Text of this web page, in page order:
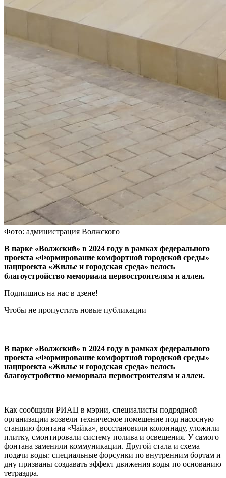
Фото: администрация Волжского
В парке «Волжский» в 2024 году в рамках федерального
проекта «Формирование комфортной городской среды»
нацпроекта «Жилье и городская среда» велось
благоустройство мемориала первостроителям и аллеи.
Подпишись на нас в дзене!
Чтобы не пропустить новые публикации
В парке «Волжский» в 2024 году в рамках федерального
проекта «Формирование комфортной городской среды»
нацпроекта «Жилье и городская среда» велось
благоустройство мемориала первостроителям и аллеи.
Как сообщили РИАЦ в мэрии, специалисты подрядной
организации возвели техническое помещение под насосную
станцию фонтана «Чайка», восстановили колоннаду, уложили
плитку, смонтировали систему полива и освещения. У самого
фонтана заменили коммуникации. Другой стала и схема
подачи воды: специальные форсунки по внутренним бортам и
дну призваны создавать эффект движения воды по основанию
тетраэдра.